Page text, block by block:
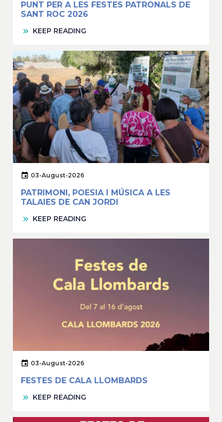
PUNT PER A LES FESTES PATRONALS DE
SANT ROC 2026
KEEP READING
03-August-2026
PATRIMONI, POESIA I MÚSICA A LES
TALAIES DE CAN JORDI
KEEP READING
03-August-2026
FESTES DE CALA LLOMBARDS
KEEP READING